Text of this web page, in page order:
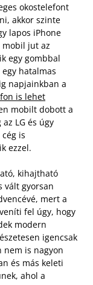
okostelefont
akkor szinte
lapos iPhone
mobil jut az
egy gombbal
hatalmas
napjainkban a
is lehet
mobilt dobott a
LG és úgy
is
ezzel.
kihajtható
vált gyorsan
mert a
fel úgy, hogy
modern
igencsak
nem is nagyon
és más keleti
ahol a